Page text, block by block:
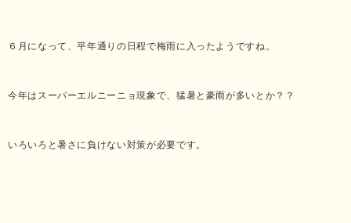
６月になって、平年通りの日程で梅雨に入ったようですね。
今年はスーパーエルニーニョ現象で、猛暑と豪雨が多いとか？？
いろいろと暑さに負けない対策が必要です。